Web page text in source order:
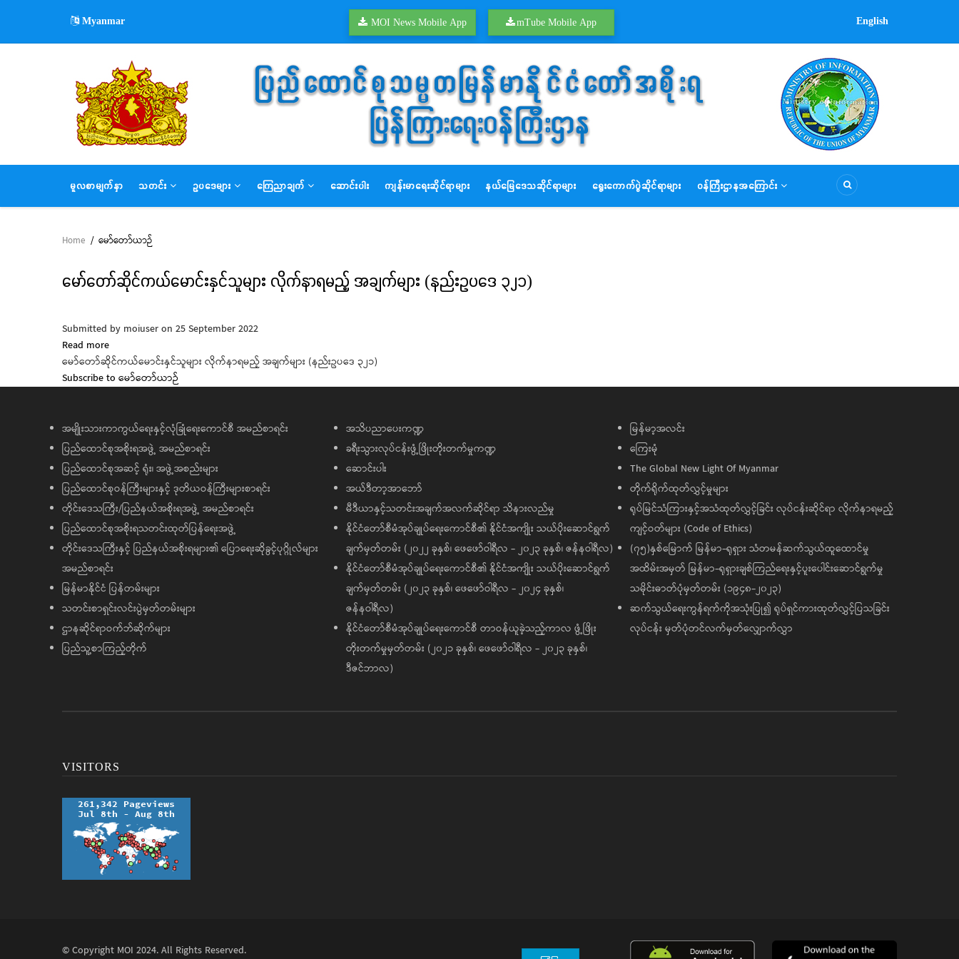
main
Myanmar MOI News Mobile App mTube Mobile App English
MAIN
NAVIGATION
မူလစာမျက်နှာ သတင်း ဥပဒေများ ကြေညာချက် ဆောင်းပါး ကျန်းမာရေးဆိုင်ရာများ နယ်မြေဒေသဆိုင်ရာများ ရွေးကောက်ပွဲဆိုင်ရာများ ဝန်ကြီးဌာနအကြောင်း
Breadcrumb
Home / မော်တော်ယာဉ်
မော်တော်ဆိုင်ကယ်မောင်းနှင်သူများ လိုက်နာရမည့် အချက်များ (နည်းဥပဒေ ၃၂၁)
Submitted by moiuseron 25 September 2022
Read more
မော်တော်ဆိုင်ကယ်
မောင်း
လိုက်နာ
ရ
မ
ည့်
အချက်
များ
(နည်းဥပဒေ
၃၂၁)
မော်တော်ဆိုင်ကယ်မောင်းနှင်သူများ လိုက်နာရမည့် အချက်များ (နည်းဥပဒေ ၃၂၁)
Subscribe to မော်တော်ယာဉ်
အမျိုးသားကာကွယ်ရေးနှင့်လုံခြုံရေးကောင်စီ အမည်စာရင်း
ပြည်ထောင်စုအစိုးရအဖွဲ့ အမည်စာရင်း
ပြည်ထောင်စုအဆင့် ရုံး၊ အဖွဲ့အစည်းများ
ပြည်ထောင်စုဝန်ကြီးများနှင့် ဒုတိယဝန်ကြီးများစာရင်း
တိုင်းဒေသကြီး/ပြည်နယ်အစိုးရအဖွဲ့ အမည်စာရင်း
ပြည်ထောင်စုအစိုးရသတင်းထုတ်ပြန်ရေးအဖွဲ့
တိုင်းဒေသကြီးနှင့် ပြည်နယ်အစိုးရများ၏ ပြောရေးဆိုခွင့်ပုဂ္ဂိုလ်များ
အမည်စာရင်း
မြန်မာနိုင်ငံ ပြန်တမ်းများ
သတင်းစာရှင်းလင်းပွဲမှတ်တမ်းများ
ဌာနဆိုင်ရာဝက်ဘ်ဆိုက်များ
ပြည်သူ့စာကြည့်တိုက်
အသိပညာပေးကဏ္ဍ
ခရီးသွားလုပ်ငန်းဖွံ့ဖြိုးတိုးတက်မှုကဏ္ဍ
ဆောင်းပါး
အယ်ဒီတာ့အာဘော်
မီဒီယာနှင့်သတင်းအချက်အလက်ဆိုင်ရာ သိနားလည်မှု
နိုင်ငံတော်စီမံအုပ်ချုပ်ရေးကောင်စီ၏ နိုင်ငံအကျိုး သယ်ပိုးဆောင်ရွက်
ချက်မှတ်တမ်း (၂၀၂၂ ခုနှစ်၊ ဖေဖော်ဝါရီလ - ၂၀၂၃ ခုနှစ်၊ ဇန်နဝါရီလ)
နိုင်ငံတော်စီမံအုပ်ချုပ်ရေးကောင်စီ၏ နိုင်ငံအကျိုး သယ်ပိုးဆောင်ရွက်
ချက်မှတ်တမ်း (၂၀၂၃ ခုနှစ်၊ ဖေဖော်ဝါရီလ - ၂၀၂၄ ခုနှစ်၊
ဇန်နဝါရီလ)
နိုင်ငံတော်စီမံအုပ်ချုပ်ရေးကောင်စီ တာဝန်ယူခဲ့သည့်ကာလ ဖွံ့ဖြိုး
တိုးတက်မှုမှတ်တမ်း (၂၀၂၁ ခုနှစ်၊ ဖေဖော်ဝါရီလ - ၂၀၂၃ ခုနှစ်၊
ဒီဇင်ဘာလ)
မြန်မာ့အလင်း
ကြေးမုံ
The Global New Light Of Myanmar
တိုက်ရိုက်ထုတ်လွှင့်မှုများ
ရုပ်မြင်သံကြားနှင့်အသံထုတ်လွှင့်ခြင်း လုပ်ငန်းဆိုင်ရာ လိုက်နာရမည့်
ကျင့်ဝတ်များ (Code of Ethics)
(၇၅)နှစ်မြောက် မြန်မာ-ရုရှား သံတမန်ဆက်သွယ်ထူထောင်မှု
အထိမ်းအမှတ် မြန်မာ-ရုရှားချစ်ကြည်ရေးနှင့်ပူးပေါင်းဆောင်ရွက်မှု
သမိုင်းဓာတ်ပုံမှတ်တမ်း (၁၉၄၈-၂၀၂၃)
ဆက်သွယ်ရေးကွန်ရက်ကိုအသုံးပြု၍ ရုပ်ရှင်ကားထုတ်လွှင့်ပြသခြင်း
လုပ်ငန်း မှတ်ပုံတင်လက်မှတ်လျှောက်လွှာ
VISITORS
© Copyright MOI 2024. All Rights Reserved.